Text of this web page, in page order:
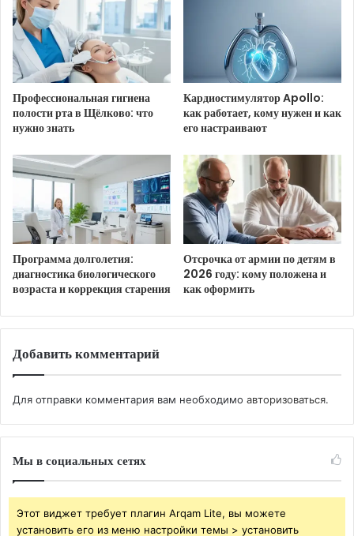
Джона Хилл
Профессиональная гигиена
полости рта в Щёлково: что
нужно знать
Кардиостимулятор Apollo:
как работает, кому нужен и как
его настраивают
Программа долголетия:
диагностика биологического
возраста и коррекция старения
Отсрочка от армии по детям в
2026 году: кому положена и
как оформить
Добавить комментарий
Для отправки комментария вам необходимо авторизоваться.
Мы в социальных сетях
Этот виджет требует плагин Arqam Lite, вы можете
установить его из меню настройки темы > установить